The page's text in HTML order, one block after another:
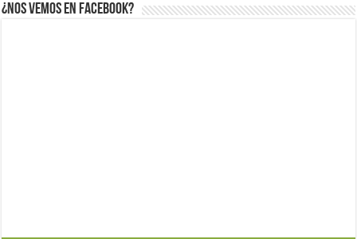
¿Nos vemos en Facebook?